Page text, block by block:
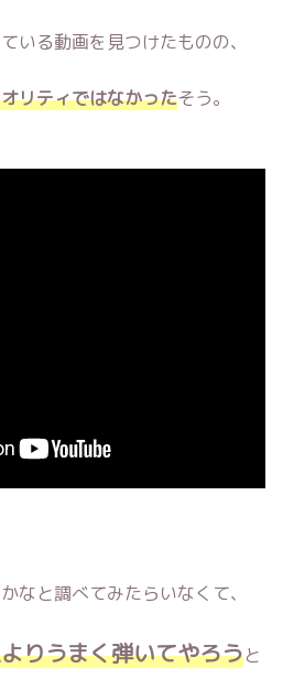
いる動画を見つけたものの、
リティではなかったそう。
なと調べてみたらいなくて、
りうまく弾いてやろうと